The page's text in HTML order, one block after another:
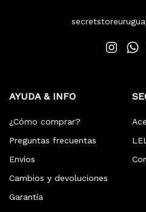
AYUDA & INFO
¿Cómo comprar?
Preguntas frecuentas
Envíos
Cambios y devoluciones
Garantía